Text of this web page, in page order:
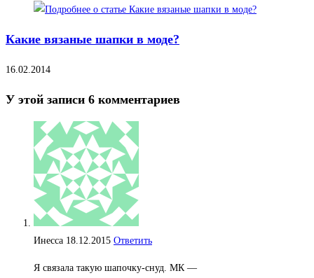
Какие вязаные шапки в моде?
16.02.2014
У этой записи 6 комментариев
Инесса 18.12.2015 Ответить
Я связала такую шапочку-снуд. МК —